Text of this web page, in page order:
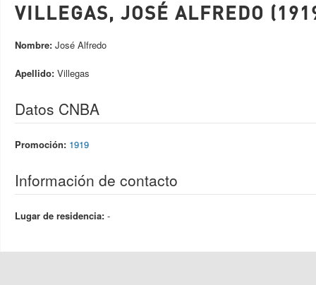
VILLEGAS, JOSÉ ALFREDO
Nombre: José Alfredo
Apellido: Villegas
Datos CNBA
Promoción: 1919
Información de contacto
Lugar de residencia: -